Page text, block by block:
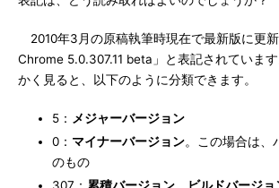
2010年3月の原稿執筆時現在で最新版に更
Chrome 5.0.307.11 beta」と表記されていま
かく見ると、以下のように分類できます。
5： メジャーバージョン
0： マイナーバージョン。この場合は、
のもの